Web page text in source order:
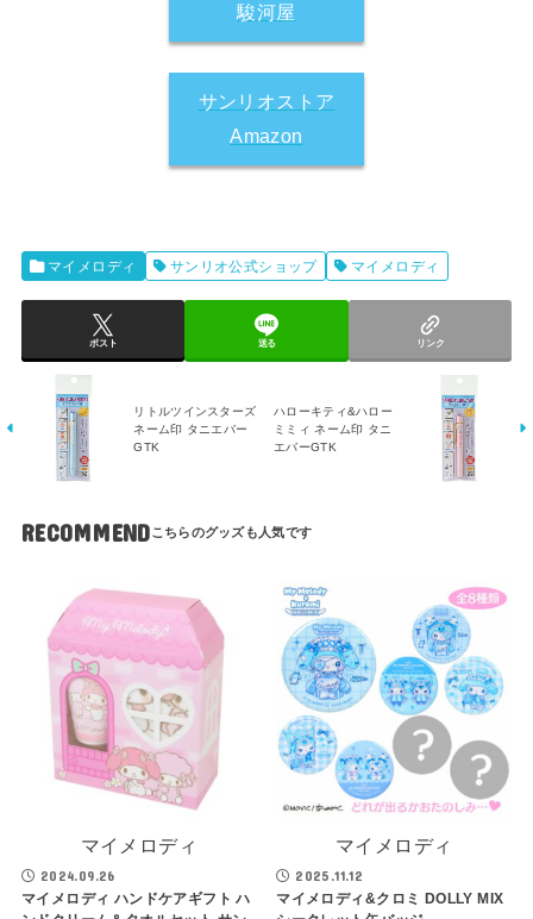
駿河屋
サンリオストア
Amazon
マイメロディ サンリオ公式ショップ マイメロディ
ポスト 送る リンク
リトルツインスターズ
ネーム印 タニエバー
GTK
ハローキティ&ハロー
ミミィ ネーム印 タニ
エバーGTK
RECOMMEND
マイメロディ
2024.09.26
マイメロディ ハンドケアギフト ハ
マイメロディ
2025.11.12
マイメロディ&クロミ DOLLY MIX